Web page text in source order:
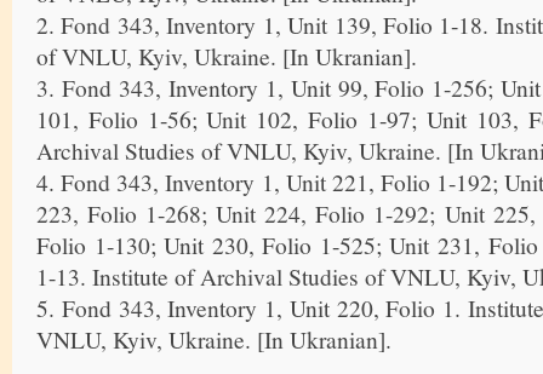
2. Fond 343, Inventory 1, Unit 139, Folio 1-18.
of VNLU, Kyiv, Ukraine. [In Ukranian].
3. Fond 343, Inventory 1, Unit 99, Folio 1-256;
101, Folio 1-56; Unit 102, Folio 1-97; Unit 103,
Archival Studies of VNLU, Kyiv, Ukraine. [In
4. Fond 343, Inventory 1, Unit 221, Folio 1-192;
223, Folio 1-268; Unit 224, Folio 1-292; Unit
Folio 1-130; Unit 230, Folio 1-525; Unit 231,
1-13. Institute of Archival Studies of VNLU, Kyiv,
5. Fond 343, Inventory 1, Unit 220, Folio 1.
VNLU, Kyiv, Ukraine. [In Ukranian].